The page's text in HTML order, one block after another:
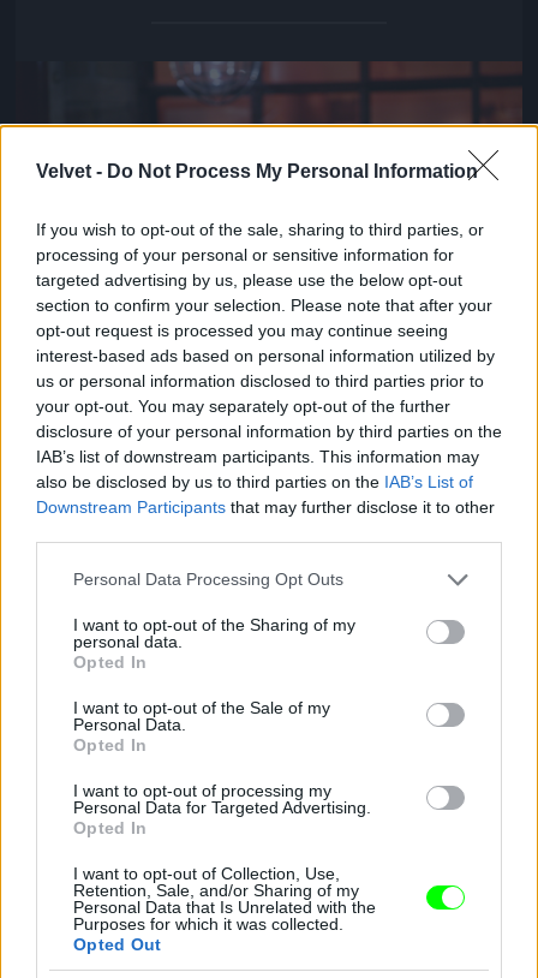
Velvet - Do Not Process My Personal Information
If you wish to opt-out of the sale, sharing to third parties, or
processing of your personal or sensitive information for
targeted advertising by us, please use the below opt-out
section to confirm your selection. Please note that after your
opt-out request is processed you may continue seeing
interest-based ads based on personal information utilized by
us or personal information disclosed to third parties prior to
your opt-out. You may separately opt-out of the further
disclosure of your personal information by third parties on the
IAB’s list of downstream participants. This information may
also be disclosed by us to third parties on the IAB’s List of
Downstream Participants that may further disclose it to other
Please note that this website/app uses one or more Google
not limited to your visit or usage behaviour. You may click to
grant or deny consent to Google and its third-party tags to
use your data for below specified purposes in below Google
consent section.
Personal Data Processing Opt Outs
I want to opt-out of the Sharing of my
personal data.
Opted In
I want to opt-out of the Sale of my
Personal Data.
Opted In
I want to opt-out of processing my
Personal Data for Targeted Advertising.
Opted In
I want to opt-out of Collection, Use,
Retention, Sale, and/or Sharing of my
Personal Data that Is Unrelated with the
Purposes for which it was collected.
Opted Out
Jön még kép!
Fotó: Szécsi István / Velvet #14
Jön még kép!